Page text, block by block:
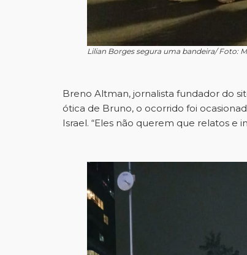
Lilian Borges segura uma bandeira/ Foto:
Breno Altman, jornalista fundador do
ótica de Bruno, o ocorrido foi
Israel. “Eles não querem que relatos